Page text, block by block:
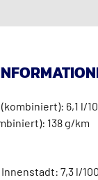
6,1 l/
138 g/km
7,3 l/